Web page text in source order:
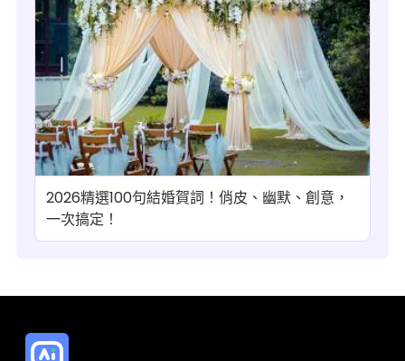
2026精選100句結婚賀詞！俏皮、幽默、創意，
一次搞定！